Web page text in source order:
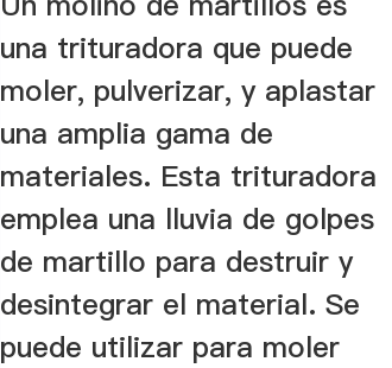
una trituradora que puede
moler, pulverizar, y aplastar
una amplia gama de
materiales. Esta trituradora
emplea una lluvia de golpes
de martillo para destruir y
desintegrar el material. Se
puede utilizar para moler